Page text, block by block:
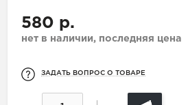
580 р.
нет в наличии, последняя цена
ЗАДАТЬ ВОПРОС О ТОВАРЕ